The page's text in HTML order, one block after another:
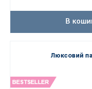
В
Люксовий